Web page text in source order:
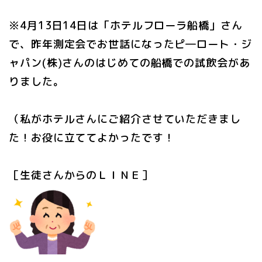
※4月13日14日は「ホテルフローラ船橋」さん
で、昨年測定会でお世話になったピ―ロート・ジ
ャパン(株)さんのはじめての船橋での試飲会があ
りました。
（私がホテルさんにご紹介させていただきまし
た！お役に立ててよかったです！
［生徒さんからのＬＩＮＥ］